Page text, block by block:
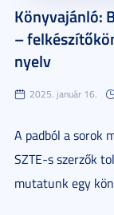
Könyvajánló:
–
nyelv
2025. január 16.
A padból a sorok
SZTE-s szerzők
mutatunk egy